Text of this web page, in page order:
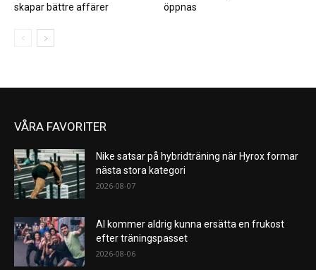
skapar bättre affärer
öppnas
VÅRA FAVORITER
Nike satsar på hybridträning när Hyrox formar
nästa stora kategori
2026-08-07
AI kommer aldrig kunna ersätta en frukost
efter träningspasset
2026-08-06